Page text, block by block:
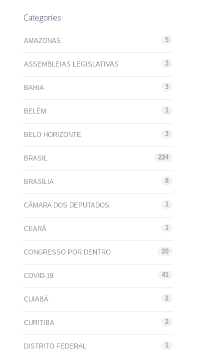
Categories
AMAZONAS 5
ASSEMBLEIAS LEGISLATIVAS 3
BAHIA 3
BELÉM 1
BELO HORIZONTE 3
BRASIL 224
BRASÍLIA 8
CÂMARA DOS DEPUTADOS 1
CEARÁ 1
CONGRESSO POR DENTRO 20
COVID-19 41
CUIABÁ 2
CURITIBA 2
DISTRITO FEDERAL 1